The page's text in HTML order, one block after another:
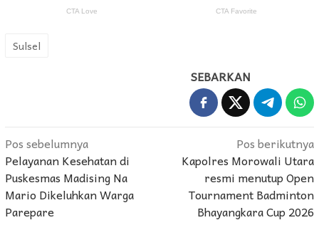
Sulsel
SEBARKAN
Navigasi
pos
Pos sebelumnya
Pelayanan Kesehatan di
Puskesmas Madising Na
Mario Dikeluhkan Warga
Parepare
Pos berikutnya
Kapolres Morowali Utara
resmi menutup Open
Tournament Badminton
Bhayangkara Cup 2026